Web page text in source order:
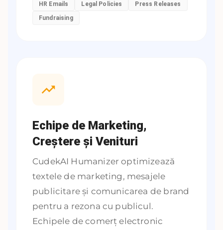
HR Emails Legal Policies
Press Releases
Fundraising
Echipe de Marketing,
Creștere și Venituri
CudekAI Humanizer optimizează
textele de marketing, mesajele
publicitare și comunicarea de brand
pentru a rezona cu publicul.
Echipele de comerț electronic